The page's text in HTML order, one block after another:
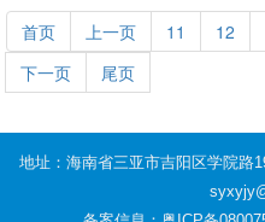
首页 上一页 11 12
下一页
尾页
地址：海南省三亚市吉阳区学院路